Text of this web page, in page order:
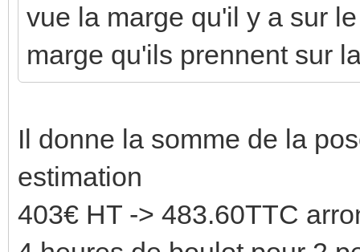
vue la marge qu'il y a sur
marge qu'ils prennent sur
Il donne la somme de la
estimation
403€ HT -> 483.60TTC